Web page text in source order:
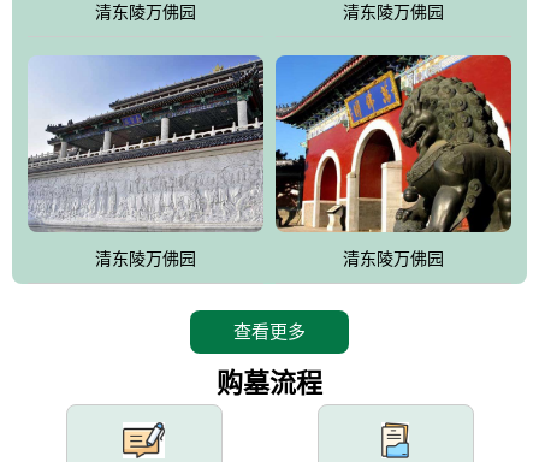
万佛园工程一期占地448亩，目前完成投资近12亿元人民币，园区采
用全仿古式建筑，寻求与世界文化遗产地清东陵的和谐统一，在园
区建设中寻求陵园建设与景区建设的有机融合，充分发挥独一无二
的地形优势，打造现代艺术园林，建设旅游景观、寺庙、酒店等综
合服务设施，服务于陵园经营，使企业的多元化经营项目相互依
托、相互促进，园区绿化覆盖率达90%。
设计建造各种墓地墓位3万个；主体建筑金宝塔，墓位容量8万个，
能适应不同消费阶层的需求，为客户提供墓碑设计制作服务、特色
清东陵万佛园 清东陵万佛园
清东陵万佛园 清东陵万佛园
查看更多
购墓流程